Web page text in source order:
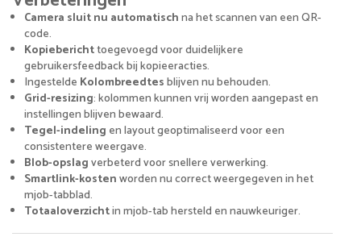
Camera sluit nu automatischna het scannen van een QR-
code.
Kopieberichttoegevoegd voor duidelijkere
gebruikersfeedback bij kopieeracties.
Ingestelde Kolombreedtesblijven nu behouden.
Grid-resizing: kolommen kunnen vrij worden aangepast en
instellingen blijven bewaard.
Tegel-indeling en layout geoptimaliseerd voor een
consistentere weergave.
Blob-opslagverbeterd voor snellere verwerking.
Smartlink-kostenworden nu correct weergegeven in het
mjob-tabblad.
Totaaloverzichtin mjob-tab hersteld en nauwkeuriger.